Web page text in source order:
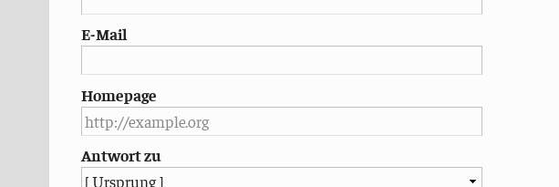
E-Mail
Homepage
Antwort zu